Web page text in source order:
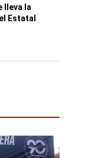
lleva la
Estatal